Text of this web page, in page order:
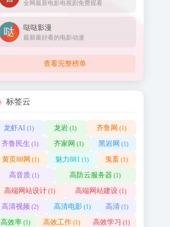
全网最新电影电视剧免费观看
哒哒影漫
最新最好看的电影动漫
查看完整榜单
标签云
龙虾AI (1) 龙岩 (1) 齐鲁网 (1)
齐鲁民生 (1) 齐家网 (1) 黑岩网 (1)
黄页88网 (1) 魅力881 (1) 鬼畜 (1)
高音质 (1) 高防云服务器 (1)
高端网站设计(1) 高端网站建设(1)
高清视频 (2) 高清电影(1) 高清 (1)
高效率(1) 高效工作(1) 高效学习 (1)